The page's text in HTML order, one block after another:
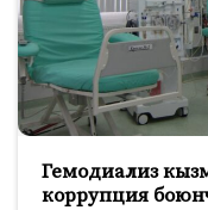
Гемодиализ
коррупция